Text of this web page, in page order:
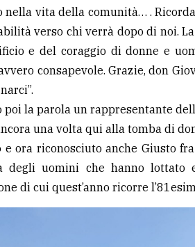
nella vita della comunità… .
verso chi verrà dopo di noi.
e del coraggio di donne e
consapevole. Grazie, don
poi la parola un rappresentante
una volta qui alla tomba di
e ora riconosciuto anche Giusto
degli uomini che hanno
di cui quest’anno ricorre